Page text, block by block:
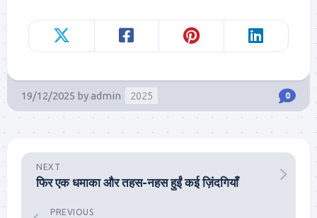
19/12/2025 byadmin 2025 0
NEXT
फिर एक धमाका और तहस-नहस हुईं कई ज़िंदगियाँ
PREVIOUS